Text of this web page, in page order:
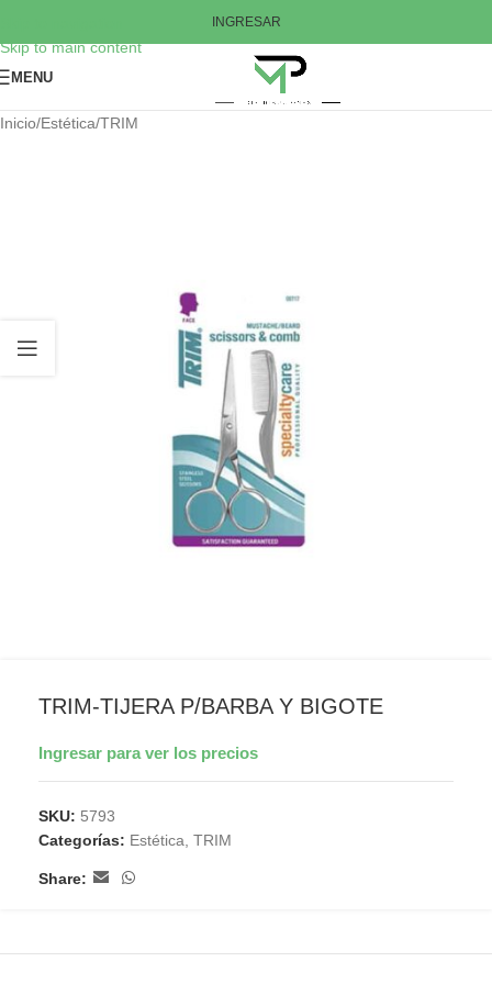
Skip to main content
INGRESAR
MENU
Inicio/Estética/TRIM
TRIM-TIJERA P/BARBA Y BIGOTE
Ingresar para ver los precios
SKU: 5793
Categorías: Estética TRIM
Share: